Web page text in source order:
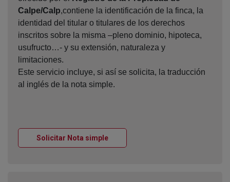
Calpe/Calp,contiene la identificación de la finca, la
identidad del titular o titulares de los derechos
inscritos sobre la misma –pleno dominio, hipoteca,
usufructo…- y su extensión, naturaleza y
limitaciones.
Este servicio incluye, si así se solicita, la traducción
al inglés de la nota simple.
Solicitar Nota simpleVentana nueva